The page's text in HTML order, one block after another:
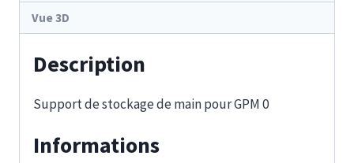
Vue 3D
Description
Support de stockage de main pour GPM 0
Informations